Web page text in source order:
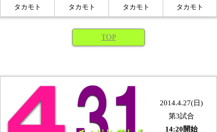
タカモト タカモト タカモト タカモト
TOP
2014.4.27(日)
第3試合
14:20開始